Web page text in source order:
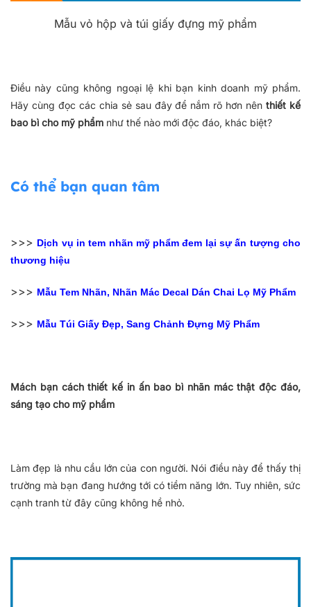
Mẫu vỏ hộp và túi giấy đựng mỹ phẩm
Điều này cũng không ngoại lệ khi bạn kinh doanh mỹ phẩm.
Hãy cùng đọc các chia sẻ sau đây để nắm rõ hơn nênthiết kế
bao bì cho mỹ phẩm như thế nào mới độc đáo, khác biệt?
Có thể bạn quan tâm
>>> Dịch vụ in tem nhãn mỹ phẩm đem lại sự ấn tượng cho
thương hiệu
>>> Mẫu Tem Nhãn, Nhãn Mác Decal Dán Chai Lọ Mỹ Phẩm
>>> Mẫu Túi Giấy Đẹp, Sang Chảnh Đựng Mỹ Phẩm
Mách bạn cách thiết kế in ấn bao bì nhãn mác thật độc đáo,
sáng tạo cho mỹ phẩm
Làm đẹp là nhu cầu lớn của con người. Nói điều này để thấy thị
trường mà bạn đang hướng tới có tiềm năng lớn. Tuy nhiên, sức
cạnh tranh từ đây cũng không hề nhỏ.